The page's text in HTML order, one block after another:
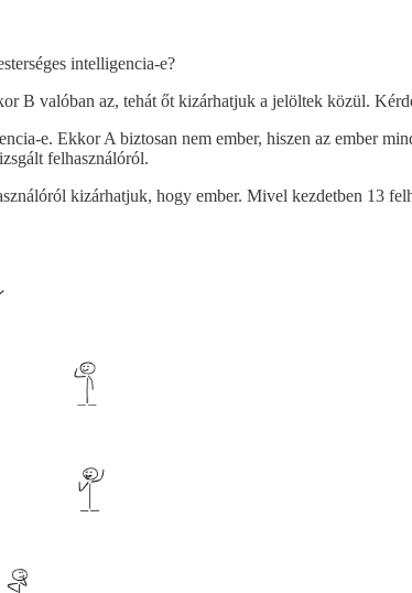
intelligencia-e?
B valóban az, tehát őt kizárhatjuk a jelöltek közül.
e. Ekkor A biztosan nem ember, hiszen az ember
felhasználóról.
kizárhatjuk, hogy ember. Mivel kezdetben 13